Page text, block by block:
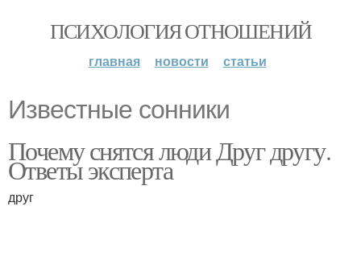
ПСИХОЛОГИЯ ОТНОШЕНИЙ
главная новости статьи
Известные сонники
Почему снятся люди Друг другу.
Ответы эксперта
друг